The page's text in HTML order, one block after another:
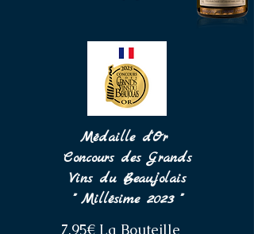
Médaille d'Or
Concours des Grands
Vins du Beaujolais
" Millésime 2023 "
7.95€ La Bouteille